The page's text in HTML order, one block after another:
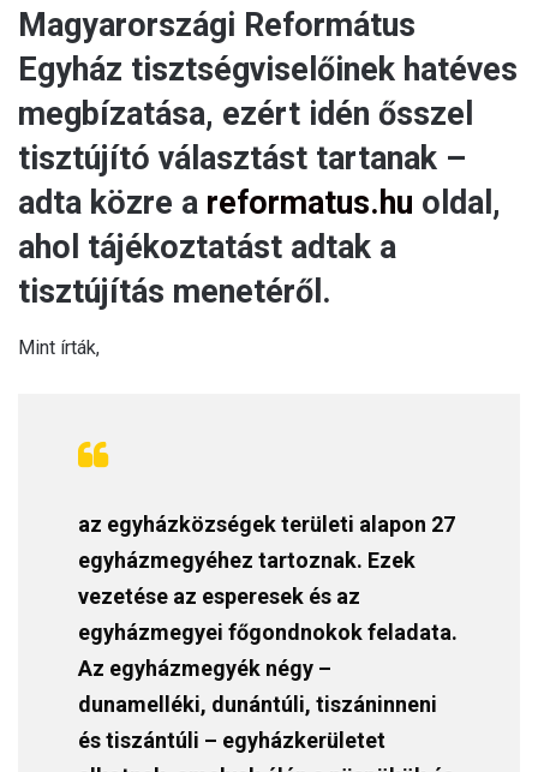
Magyarországi Református
Egyház tisztségviselőinek hatéves
megbízatása, ezért idén ősszel
tisztújító választást tartanak –
adta közre a reformatus.hu oldal,
ahol tájékoztatást adtak a
tisztújítás menetéről.
Mint írták,
az egyházközségek területi alapon 27
egyházmegyéhez tartoznak. Ezek
vezetése az esperesek és az
egyházmegyei főgondnokok feladata.
Az egyházmegyék négy –
dunamelléki, dunántúli, tiszáninneni
és tiszántúli – egyházkerületet